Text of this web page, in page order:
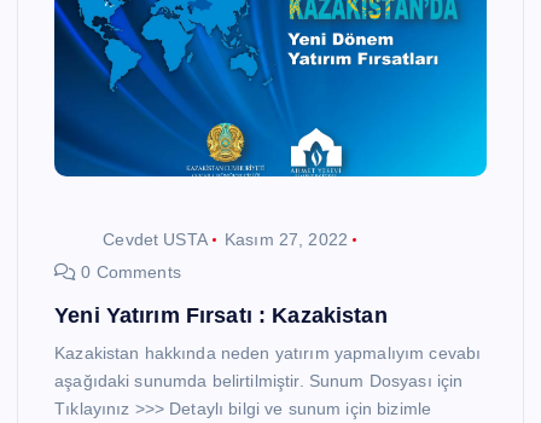
Cevdet USTA
Kasım 27, 2022
0 Comments
Yeni Yatırım Fırsatı : Kazakistan
Kazakistan hakkında neden yatırım yapmalıyım cevabı
aşağıdaki sunumda belirtilmiştir. Sunum Dosyası için
Tıklayınız >>> Detaylı bilgi ve sunum için bizimle